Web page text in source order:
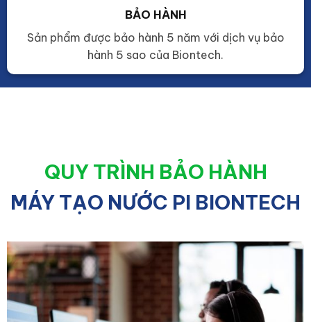
BẢO HÀNH
Sản phẩm được bảo hành 5 năm với dịch vụ bảo
hành 5 sao của Biontech.
QUY TRÌNH BẢO HÀNH
MÁY TẠO NƯỚC PI BIONTECH